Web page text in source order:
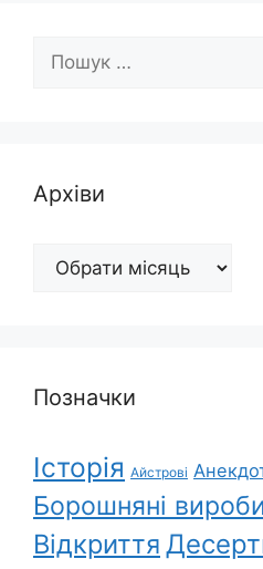
Архіви
Архіви
Позначки
Історія Айстрові
Борошняні вироби
Відкриття